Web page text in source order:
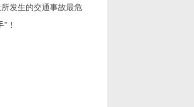
发生的交通事故最危
！